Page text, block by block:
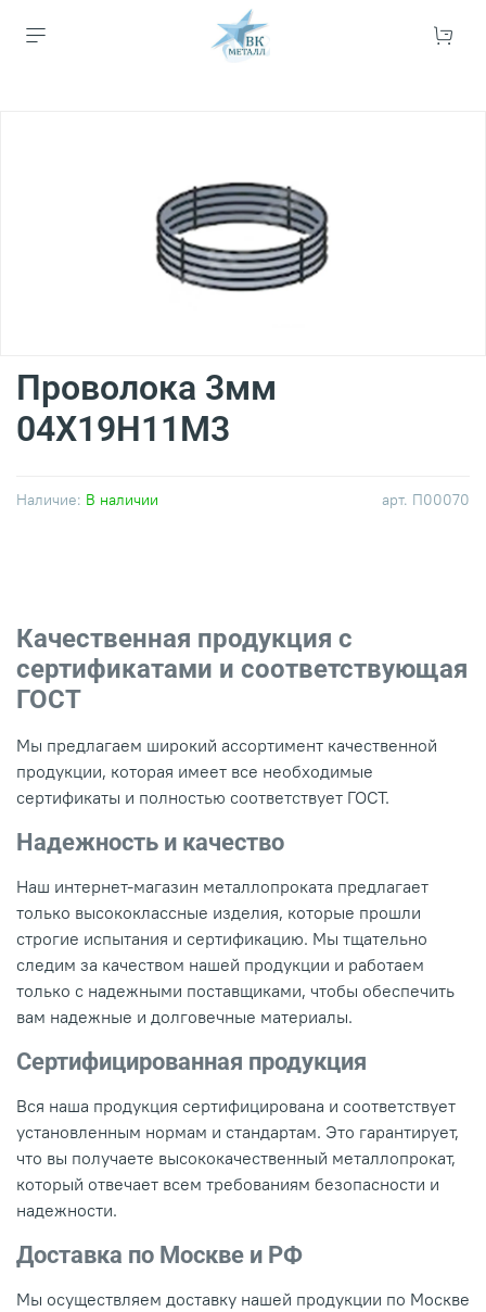
арт. П00070
Наличие: В наличии
Проволока 3мм
04Х19Н11М3
Качественная продукция с
сертификатами и соответствующая
ГОСТ
Мы предлагаем широкий ассортимент качественной
продукции, которая имеет все необходимые
сертификаты и полностью соответствует ГОСТ.
Надежность и качество
Наш интернет-магазин металлопроката предлагает
только высококлассные изделия, которые прошли
строгие испытания и сертификацию. Мы тщательно
следим за качеством нашей продукции и работаем
только с надежными поставщиками, чтобы обеспечить
вам надежные и долговечные материалы.
Сертифицированная продукция
Вся наша продукция сертифицирована и соответствует
установленным нормам и стандартам. Это гарантирует,
что вы получаете высококачественный металлопрокат,
который отвечает всем требованиям безопасности и
надежности.
Доставка по Москве и РФ
Мы осуществляем доставку нашей продукции по Москве